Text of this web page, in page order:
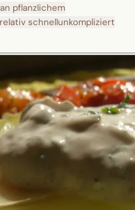
pflanzlichem
relativ schnellunkompliziert